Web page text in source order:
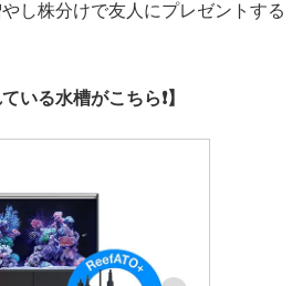
し株分けで友人にプレゼントする
いる水槽がこちら❗】